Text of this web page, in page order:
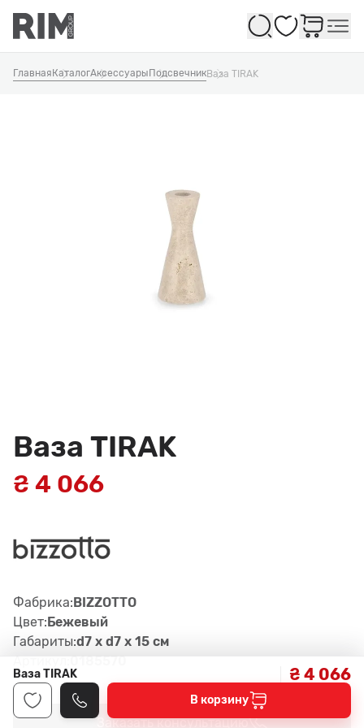
Избранное
Главная КаталогАксессуары ПодсвечникВаза TIRAK
Ваза TIRAK
₴ 4 066
Фабрика:BIZZOTTO
Цвет:Бежевый
Габариты:d7 x d7 x 15 см
Артикул:
0185570
Заказать консультацию
Ваза TIRAK ₴ 4 066
В корзину